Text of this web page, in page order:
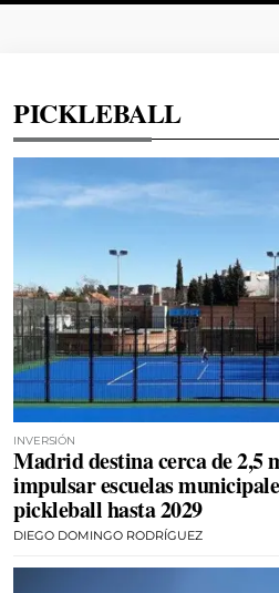
PICKLEBALL
INVERSIÓN
Madrid destina cerca de 2,5
impulsar escuelas
pickleball hasta 2029
DIEGO DOMINGO RODRÍGUEZ